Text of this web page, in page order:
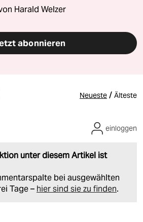
Harald Welzer
abonnieren
Neueste / Älteste
unter diesem Artikel ist
bei ausgewählten
Tage – hier sind sie zu finden.
einloggen